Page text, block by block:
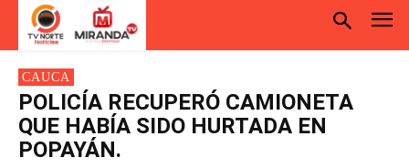
CAUCA
POLICÍA RECUPERÓ CAMIONETA
QUE HABÍA SIDO HURTADA EN
POPAYÁN.